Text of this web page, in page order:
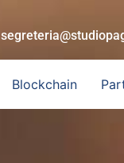
Blockchain